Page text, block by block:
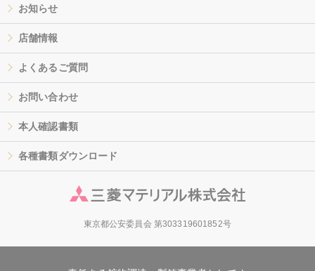
お知らせ
店舗情報
よくあるご質問
お問い合わせ
本人確認書類
各種書類ダウンロード
東京都公安委員会 第303319601852号